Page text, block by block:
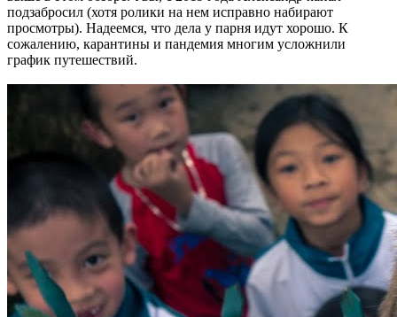
подзабросил (хотя ролики на нем исправно набирают
просмотры). Надеемся, что дела у парня идут хорошо. К
сожалению, карантины и пандемия многим усложнили
график путешествий.